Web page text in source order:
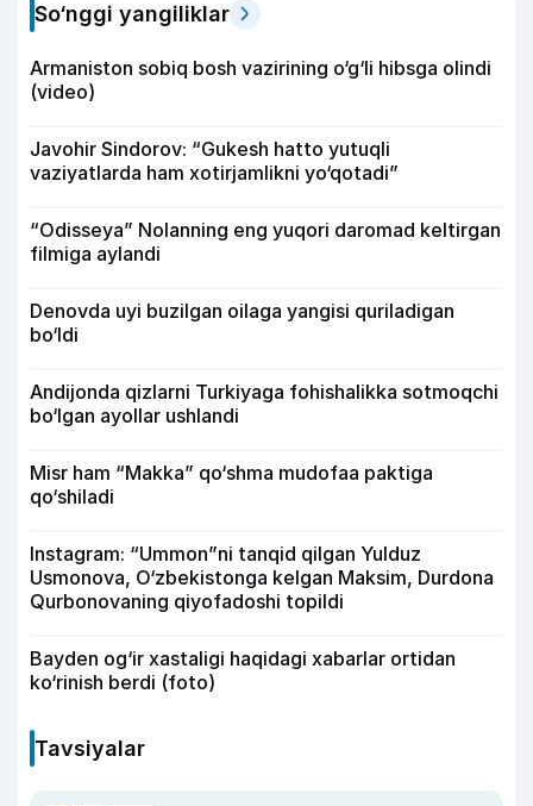
So‘nggi yangiliklar
Armaniston sobiq bosh vazirining o‘g‘li hibsga olindi
(video)
Javohir Sindorov: “Gukesh hatto yutuqli
vaziyatlarda ham xotirjamlikni yo‘qotadi”
“Odisseya” Nolanning eng yuqori daromad keltirgan
filmiga aylandi
Denovda uyi buzilgan oilaga yangisi quriladigan
bo‘ldi
Andijonda qizlarni Turkiyaga fohishalikka sotmoqchi
bo‘lgan ayollar ushlandi
Misr ham “Makka” qo‘shma mudofaa paktiga
qo‘shiladi
Instagram: “Ummon”ni tanqid qilgan Yulduz
Usmonova, O‘zbekistonga kelgan Maksim, Durdona
Qurbonovaning qiyofadoshi topildi
Bayden og‘ir xastaligi haqidagi xabarlar ortidan
ko‘rinish berdi (foto)
Tavsiyalar